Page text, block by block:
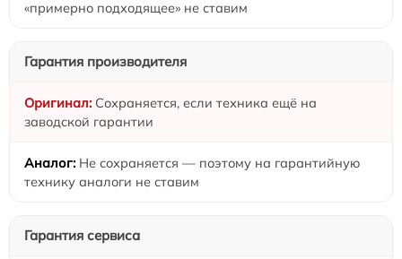
«примерно подходящее» не ставим
Гарантия производителя
Сохраняется, если техника ещё на
заводской гарантии
Не сохраняется — поэтому на гарантийную
технику аналоги не ставим
Гарантия сервиса